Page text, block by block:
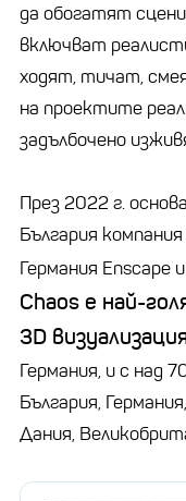
да обогатят
включват
ходят, тичат,
на проектите
задълбочено
През 2022 г.
България
Германия Enscape
Chaos е най-
3D
Германия, и с над
България,
Дания,